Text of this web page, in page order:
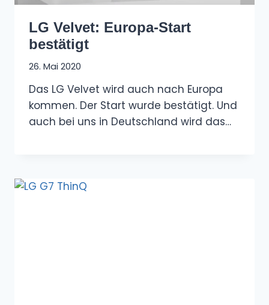
LG Velvet: Europa-Start
bestätigt
26. Mai 2020
Das LG Velvet wird auch nach Europa
kommen. Der Start wurde bestätigt. Und
auch bei uns in Deutschland wird das…